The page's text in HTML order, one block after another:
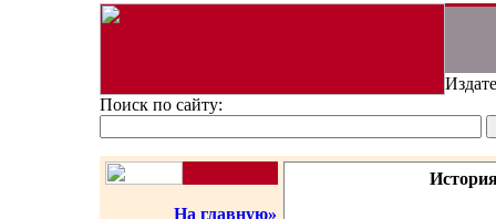
Поиск по сайту:
На главную»